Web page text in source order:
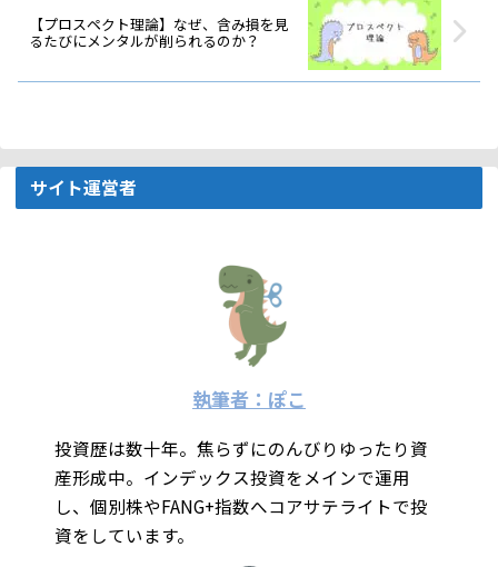
【プロスペクト理論】なぜ、含み損を見
るたびにメンタルが削られるのか？
サイト運営者
執筆者：ぽこ
投資歴は数十年。焦らずにのんびりゆったり資
産形成中。インデックス投資をメインで運用
し、個別株やFANG+指数へコアサテライトで投
資をしています。